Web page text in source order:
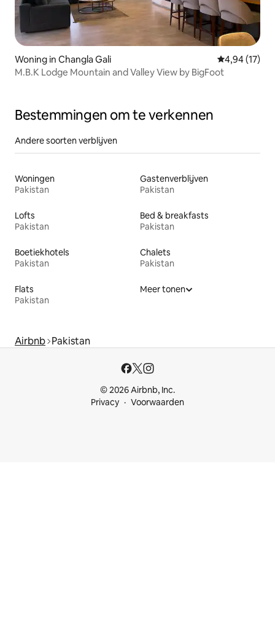
Woning in Changla Gali Gemiddelde
4,94 (17)
M.B.K Lodge Mountain and Valley View by BigFoot
Bestemmingen om te verkennen
Andere soorten verblijven
Woningen
Pakistan
Gastenverblijven
Pakistan
Lofts
Pakistan
Bed & breakfasts
Pakistan
Boetiekhotels
Pakistan
Chalets
Pakistan
Flats
Pakistan
Meer tonen
Airbnb Pakistan
© 2026 Airbnb, Inc.
Privacy
Voorwaarden